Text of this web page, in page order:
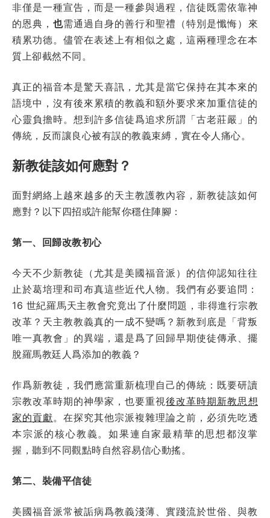
非僅是一種宣告，而是一種參與過程，信徒既需依靠神
的恩典，也需通過自身的善行和聖禮（特別是懺悔）來
積累功德。儘管在表述上有相似之處，這兩種理念在本
質上卻截然不同。
真正的福音本是驚天喜訊，尤其是當它保持在其本來的
語境中，沒有後來累積的教義和額外要求來加重信徒的
心靈負擔時。想到許多信徒爲追求所謂「古老莊嚴」的
傳統，反而讓良心被有誤的教義束縛，實在令人痛心。
新教徒該如何應對？
面對網絡上越來越多的天主教護教內容，新教徒該如何
應對？以下四招或許能幫你穩住陣腳：
第一、回歸改教初心
今天不少新教徒（尤其是美國福音派）的信仰認知往往
止於葛培理和司布真這些近代人物。我們有必要追問：
16 世紀羅馬天主教會究竟出了什麼問題，非得進行宗教
改革？天主教教義真的一成不變嗎？新教到底是「背叛
唯一真教會」的異端，還是爲了回歸早期使徒傳承、擺
脫羅馬教廷人爲添加的教義？
作爲新教徒，我們應當重新梳理自己的傳統：既要研讀
宗教改革時期的神學家，也要重視後改革時期新教思想
家的貢獻。在探究其他宗派複雜理論之前，必須先吃透
本宗派的核心教義。如果連自家最精華的思想都沒掌
握，聽到不同觀點時自然容易信心動搖。
第二、裝備平信徒
美國福音派常被詬病爲教義淺薄、實踐流於世俗、與教